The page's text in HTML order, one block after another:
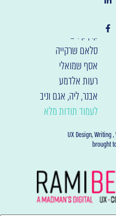
קרן קירש
סלאם שרקייה
אסף שמואלי
רעות אלדמע
אבנר, ליה, אגם וניב
לעמוד תודות מלא
UX Design, Writing
brought